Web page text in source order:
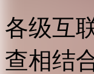
各级互
查相结